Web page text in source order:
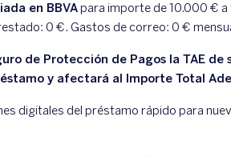
en BBVApara importe de 10.000 €
0 €. Gastos de correo: 0 €
de Protección de Pagos la TAE
y afectará al Importe Total
digitales del préstamo rápido para